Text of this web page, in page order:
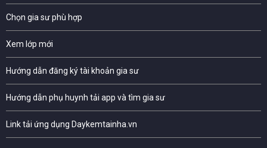
Chọn gia sư phù hợp
Xem lớp mới
Hướng dẫn đăng ký tài khoản gia sư
Hướng dẫn phụ huynh tải app và tìm gia sư
Link tải ứng dụng Daykemtainha.vn